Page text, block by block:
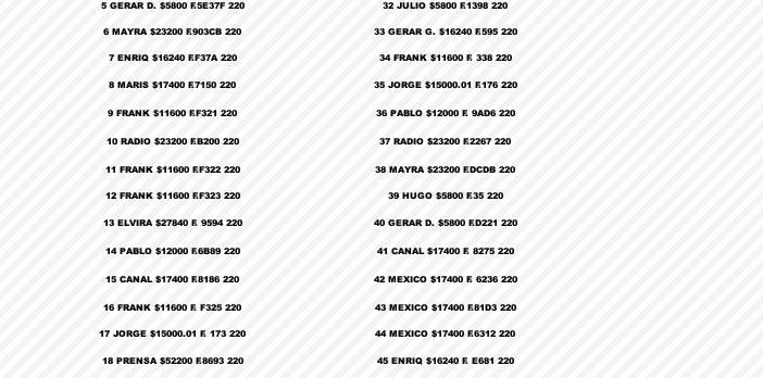
5 GERAR D. $5800 F.5E37F 220
6 MAYRA $23200 F.903CB 220
7 ENRIQ $16240 F.F37A 220
8 MARIS $17400 F.7150 220
9 FRANK $11600 F.F321 220
10 RADIO $23200 F.B200 220
11 FRANK $11600 F.F322 220
12 FRANK $11600 F.F323 220
13 ELVIRA $27840 F. 9594 220
14 PABLO $12000 F.6B89 220
15 CANAL $17400 F.8186 220
16 FRANK $11600 F. F325 220
17 JORGE $15000.01 F. 173 220
18 PRENSA $52200 F.8693 220
32 JULIO $5800 F.1398 220
33 GERAR G. $16240 F.595 220
34 FRANK $11600 F. 338 220
35 JORGE $15000.01 F.176 220
36 PABLO $12000 F. 9AD6 220
37 RADIO $23200 F.2267 220
38 MAYRA $23200 F.DCDB 220
39 HUGO $5800 F.35 220
40 GERAR D. $5800 F.D221 220
41 CANAL $17400 F. 8275 220
42 MEXICO $17400 F. 6236 220
43 MEXICO $17400 F.81D3 220
44 MEXICO $17400 F.6312 220
45 ENRIQ $16240 F. E681 220